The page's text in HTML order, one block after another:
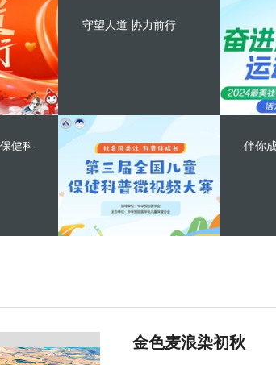
守望人道 协力前行
健科
伴你
金色麦浪染初秋